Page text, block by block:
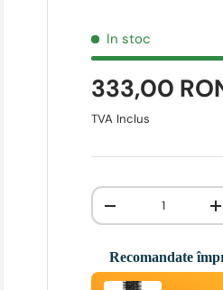
In stoc
333,00
TVA Inclus
Cantitate
-
+
Recomandate
Use the Previous and